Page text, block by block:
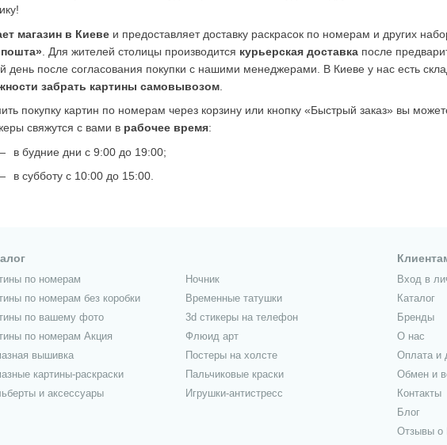
магазин в Киеве и предоставляет доставку раскрасок по номерам и других
. Для жителей столицы производится курьерская доставка после
день после согласования покупки с нашими менеджерами. В Киеве у нас есть
забрать картины самовывозом
покупку картин по номерам через корзину или кнопку «Быстрый заказ» вы
свяжутся с вами в рабочее время:
в будние дни с 9:00 до 19:00;
в субботу с 10:00 до 15:00.
по номерам
по номерам без коробки
по вашему фото
по номерам Акция
вышивка
картины-раскраски
и аксессуары
Ночник
Временные татушки
3d стикеры на телефон
Флюид арт
Постеры на холсте
Пальчиковые краски
Игрушки-антистресс
Вход в
Каталог
Бренды
О нас
Оплата и
Обмен и
Контакты
Блог
Отзывы о